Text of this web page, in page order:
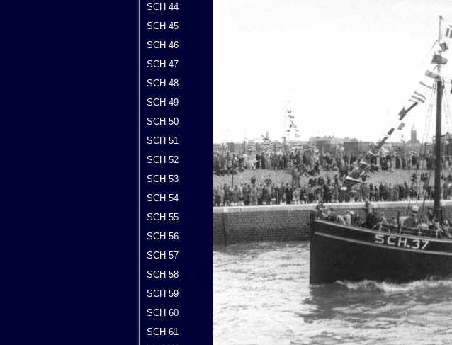
SCH 44
SCH 45
SCH 46
SCH 47
SCH 48
SCH 49
SCH 50
SCH 51
SCH 52
SCH 53
SCH 54
SCH 55
SCH 56
SCH 57
SCH 58
SCH 59
SCH 60
SCH 61